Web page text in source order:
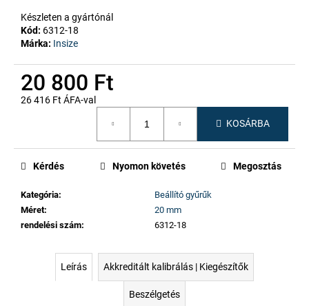
Készleten a gyártónál
Kód: 6312-18
Márka: Insize
20 800 Ft
26 416 Ft ÁFA-val
KOSÁRBA
Kategória:
Beállító gyűrűk
Méret:
20 mm
rendelési szám: 6312-18
Kérdés Nyomon követés Megosztás
Leírás Akkreditált kalibrálás | Kiegészítők
Beszélgetés